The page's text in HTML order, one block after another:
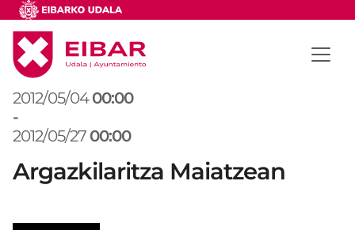
2012/05/0400:00
-
2012/05/27 00:00
Argazkilaritza Maiatzean